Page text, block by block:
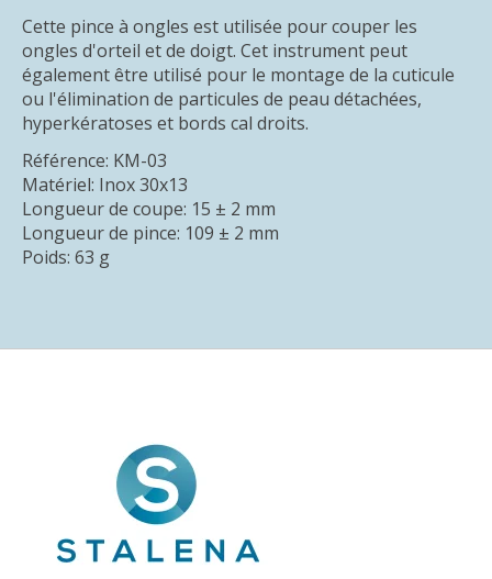
Cette pince à ongles est utilisée pour couper les
ongles d'orteil et de doigt. Cet instrument peut
également être utilisé pour le montage de la cuticule
ou l'élimination de particules de peau détachées,
hyperkératoses et bords cal droits.
Référence: KM-03
Matériel: Inox 30x13
Longueur de coupe: 15 ± 2 mm
Longueur de pince: 109 ± 2 mm
Poids: 63 g